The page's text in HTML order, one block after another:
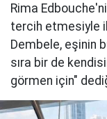
Rima
tercih etmesiyle
Dembele, eşinin
sıra bir de
görmen için"